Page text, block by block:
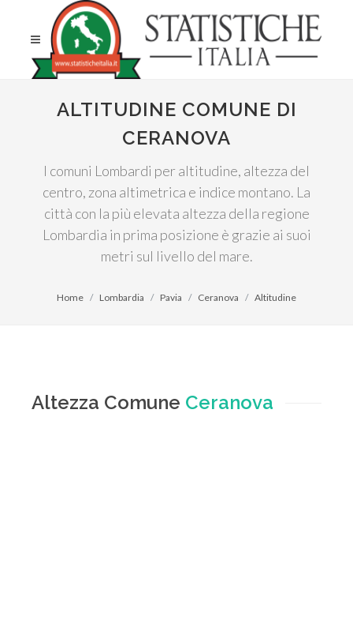
ALTITUDINE COMUNE DI
CERANOVA
I comuni Lombardi per altitudine, altezza del
centro, zona altimetrica e indice montano. La
città con la più elevata altezza della regione
Lombardia in prima posizione è grazie ai suoi
metri sul livello del mare.
Home Lombardia Pavia Ceranova Altitudine
Altezza Comune Ceranova